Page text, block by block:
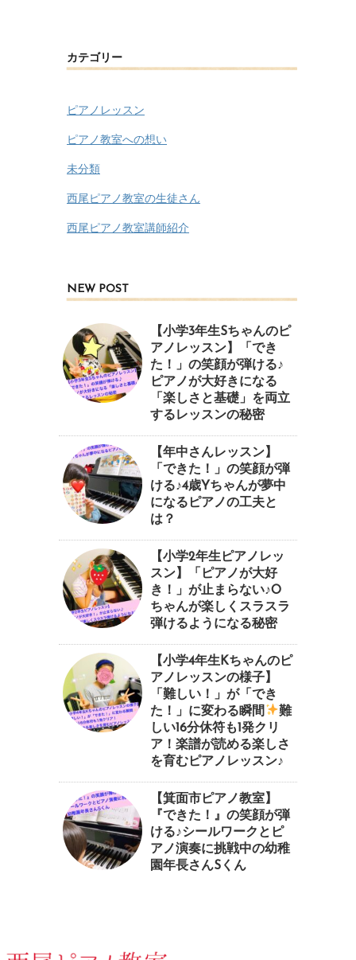
カテゴリー
ピアノレッスン
ピアノ教室への想い
未分類
西尾ピアノ教室の生徒さん
西尾ピアノ教室講師紹介
NEW POST
【小学3年生Sちゃんのピ
アノレッスン】「でき
た！」の笑顔が弾ける♪
ピアノが大好きになる
「楽しさと基礎」を両立
するレッスンの秘密
【年中さんレッスン】
「できた！」の笑顔が弾
ける♪4歳Yちゃんが夢中
になるピアノの工夫と
は？
【小学2年生ピアノレッ
スン】「ピアノが大好
き！」が止まらない♪O
ちゃんが楽しくスラスラ
弾けるようになる秘密
【小学4年生Kちゃんのピ
アノレッスンの様子】
「難しい！」が「でき
た！」に変わる瞬間
⁠難
しい16分休符も1発クリ
ア！楽譜が読める楽しさ
を育むピアノレッスン♪⁠
【箕面市ピアノ教室】
『できた！』の笑顔が弾
ける♪シールワークとピ
アノ演奏に挑戦中の幼稚
園年長さんSくん